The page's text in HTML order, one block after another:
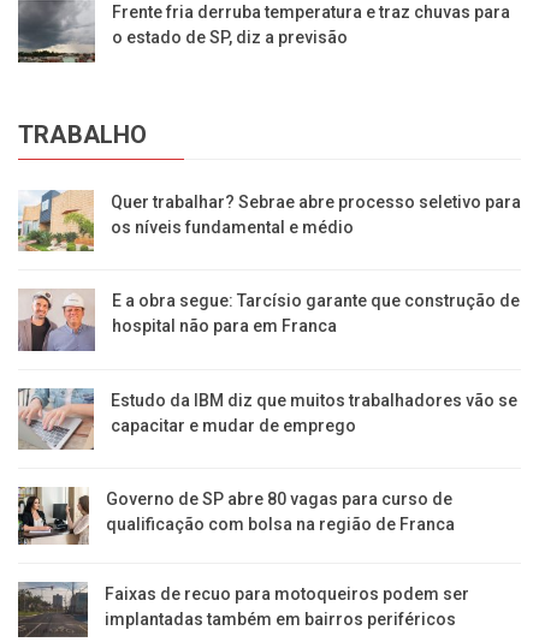
Frente fria derruba temperatura e traz chuvas para
o estado de SP, diz a previsão
TRABALHO
Quer trabalhar? Sebrae abre processo seletivo para
os níveis fundamental e médio
E a obra segue: Tarcísio garante que construção de
hospital não para em Franca
Estudo da IBM diz que muitos trabalhadores vão se
capacitar e mudar de emprego
Governo de SP abre 80 vagas para curso de
qualificação com bolsa na região de Franca
Faixas de recuo para motoqueiros podem ser
implantadas também em bairros periféricos